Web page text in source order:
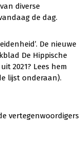
diverse
de dag.
De nieuwe
De Hippische
2021? Lees hem
lijst onderaan).
vertegenwoordigers